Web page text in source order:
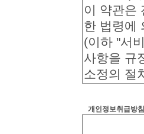
개인정보취급방침